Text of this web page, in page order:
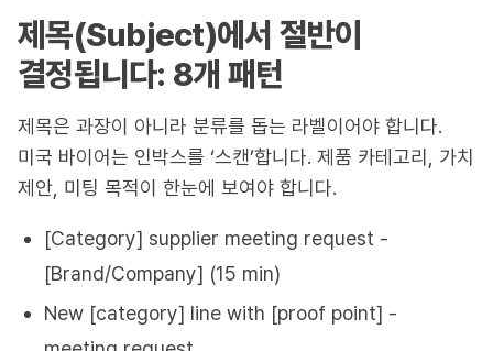
제목(Subject)에서 절반이
결정됩니다: 8개 패턴
제목은 과장이 아니라 분류를 돕는 라벨이어야 합니다.
미국 바이어는 인박스를 ‘스캔’합니다. 제품 카테고리, 가치
제안, 미팅 목적이 한눈에 보여야 합니다.
[Category] supplier meeting request -
[Brand/Company] (15 min)
New [category] line with [proof point] -